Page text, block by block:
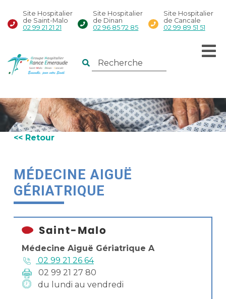
Site Hospitalier
de Saint-Malo
02 99 21 21 21
Site Hospitalier
de Dinan
02 96 85 72 85
Site Hospitalier
de Cancale
02 99 89 51 51
<< Retour
MÉDECINE AIGUË
GÉRIATRIQUE
Médecine Aiguë Gériatrique A
02 99 21 26 64
02 99 21 27 80
du lundi au vendredi